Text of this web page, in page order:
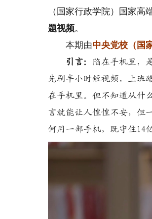
（国家行政学院）国家高
题视频。
本期由中央党校（国
引言：
陷在手机里，
先刷半小时短视频，上班
在手机里。但不知道从什
言就能让人惶惶不安，但
何用一部手机，既守住14